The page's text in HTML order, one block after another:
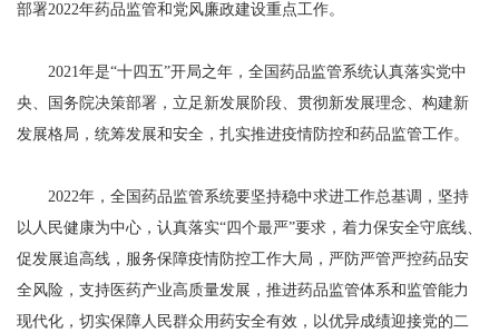
部署2022年药品监管和党风廉政建设重点工作。
2021年是“十四五”开局之年，全国药品监管系统认真落实党中
央、国务院决策部署，立足新发展阶段、贯彻新发展理念、构建新
发展格局，统筹发展和安全，扎实推进疫情防控和药品监管工作。
2022年，全国药品监管系统要坚持稳中求进工作总基调，坚持
以人民健康为中心，认真落实“四个最严”要求，着力保安全守底线、
促发展追高线，服务保障疫情防控工作大局，严防严管严控药品安
全风险，支持医药产业高质量发展，推进药品监管体系和监管能力
现代化，切实保障人民群众用药安全有效，以优异成绩迎接党的二